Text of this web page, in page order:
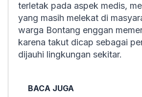
terletak pada aspek medis,
yang masih melekat di
warga Bontang enggan
karena takut dicap sebagai
dijauhi lingkungan sekitar.
BACA JUGA